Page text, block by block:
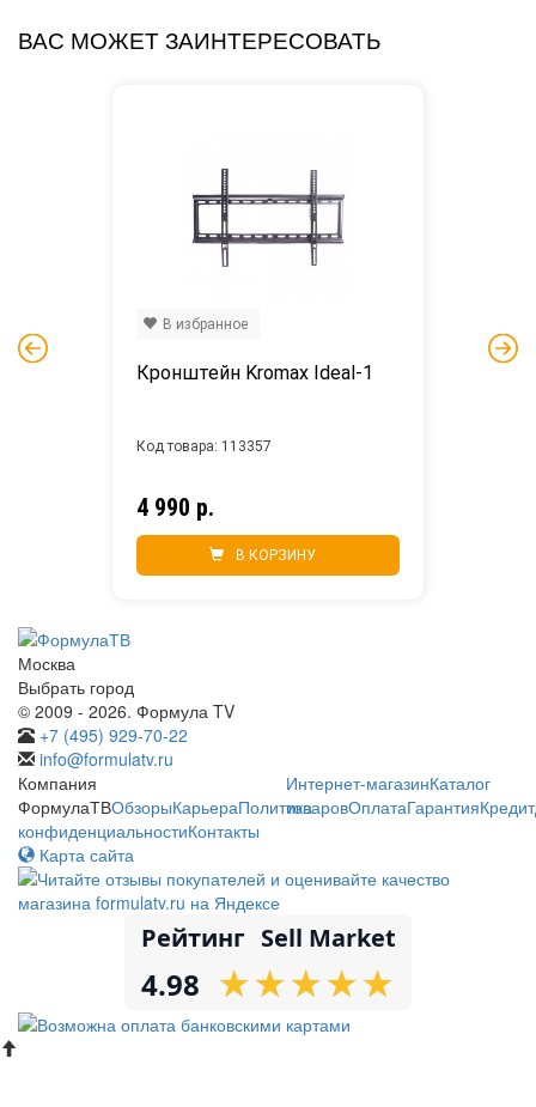
ВАС МОЖЕТ ЗАИНТЕРЕСОВАТЬ
Кронштейн Kromax Ideal-1
4 990 р.
В КОРЗИНУ
Код товара: 113357
В избранное
Москва
Выбрать город
© 2009 - 2026. Формула TV
+7 (495) 929-70-22
info@formulatv.ru
Компания
ФормулаТВОбзорыКарьераПолитика
конфиденциальностиКонтакты
Интернет-магазинКаталог
товаровОплатаГарантияКредит
Карта сайта
Рейтинг Sell Market
4.98 ★
★★
★★
★★
★★
★